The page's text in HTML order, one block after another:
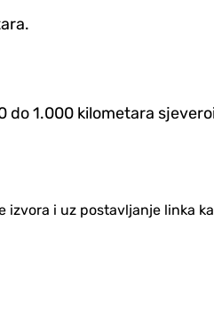
1.000 kilometara
i uz postavljanje linka